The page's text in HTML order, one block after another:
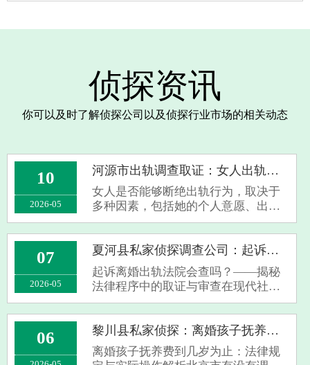
侦探资讯
你可以及时了解侦探公司以及侦探行业市场的相关动态
10
2026-05
河源市出轨调查取证：女人出轨能说断就断吗
女人是否能够断绝出轨行为，取决于
多种因素，包括她的个人意愿、出轨
的原因、她所处的社会环境以及她与
伴侣之间的沟通与解决冲突的能力。
个人意愿：如果她意识到出轨对她的
婚姻或关系造成了伤害，并且真心想
要改正，···
07
2026-05
夏河县私家侦探调查公司：起诉离婚出轨法院会查吗
起诉离婚出轨法院会查吗？——揭秘
法律程序中的取证与审查在现代社
会，婚姻关系的稳定性受到多方面因
素的影响，其中出轨行为成为导致离
婚案件中常见且敏感的问题之一。许
多当事人在提起离婚诉讼时，不免关
心一个核心···
06 黎川县私家侦探：离婚孩子抚养费到几岁为止
离婚孩子抚养费到几岁为止：法律规